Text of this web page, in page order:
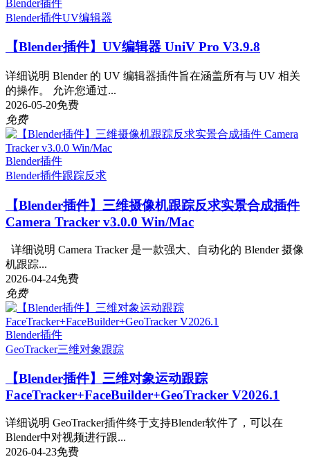
Blender插件
Blender插件UV编辑器
【Blender插件】UV编辑器 UniV Pro V3.9.8
详细说明 Blender 的 UV 编辑器插件旨在涵盖所有与 UV 相关
的操作。 允许您通过...
2026-05-20免费
免费
Blender插件
Blender插件跟踪反求
【Blender插件】三维摄像机跟踪反求实景合成插件
Camera Tracker v3.0.0 Win/Mac
详细说明 Camera Tracker 是一款强大、自动化的 Blender 摄像
机跟踪...
2026-04-24免费
免费
Blender插件
GeoTracker三维对象跟踪
【Blender插件】三维对象运动跟踪
FaceTracker+FaceBuilder+GeoTracker V2026.1
详细说明 GeoTracker插件终于支持Blender软件了，可以在
Blender中对视频进行跟...
2026-04-23免费